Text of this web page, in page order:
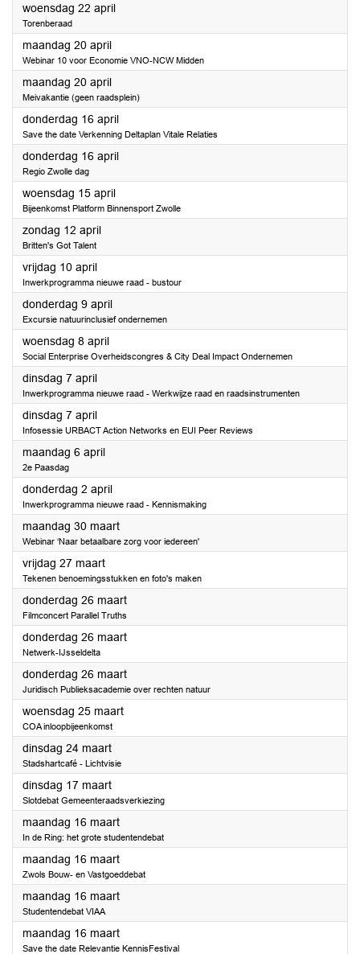
woensdag 22 april2026
Torenberaad
maandag 20 april2026
Webinar 10 voor Economie VNO-NCW Midden
maandag 20 april2026
Meivakantie (geen raadsplein)
donderdag 16 april2026
Save the date Verkenning Deltaplan Vitale Relaties
donderdag 16 april2026
Regio Zwolle dag
woensdag 15 april2026
Bijeenkomst Platform Binnensport Zwolle
zondag 12 april2026
Britten's Got Talent
vrijdag 10 april2026
Inwerkprogramma nieuwe raad - bustour
donderdag 9 april2026
Excursie natuurinclusief ondernemen
woensdag 8 april2026
Social Enterprise Overheidscongres & City Deal Impact Ondernemen
dinsdag 7 april2026
Inwerkprogramma nieuwe raad - Werkwijze raad en raadsinstrumenten
dinsdag 7 april2026
Infosessie URBACT Action Networks en EUI Peer Reviews
maandag 6 april2026
2e Paasdag
donderdag 2 april2026
Inwerkprogramma nieuwe raad - Kennismaking
maandag 30 maart2026
Webinar ‘Naar betaalbare zorg voor iedereen'
vrijdag 27 maart2026
Tekenen benoemingsstukken en foto's maken
donderdag 26 maart2026
Filmconcert Parallel Truths
donderdag 26 maart2026
Netwerk-IJsseldelta
donderdag 26 maart2026
Juridisch Publieksacademie over rechten natuur
woensdag 25 maart2026
COA inloopbijeenkomst
dinsdag 24 maart2026
Stadshartcafé - Lichtvisie
dinsdag 17 maart2026
Slotdebat Gemeenteraadsverkiezing
maandag 16 maart2026
In de Ring: het grote studentendebat
maandag 16 maart2026
Zwols Bouw- en Vastgoeddebat
maandag 16 maart2026
Studentendebat VIAA
maandag 16 maart2026
Save the date Relevantie KennisFestival